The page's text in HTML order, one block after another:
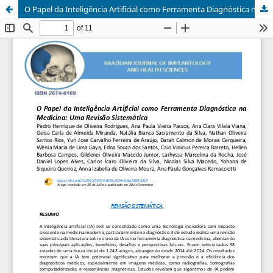
O Papel da Inteligência Artificial como Ferramenta Diagnóstica na Medicina: Uma Revisão Sistemática